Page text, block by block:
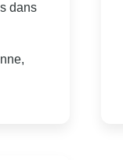
dans